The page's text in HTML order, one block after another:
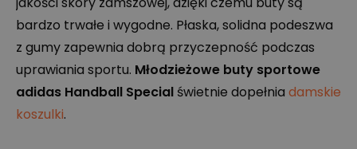
bardzo trwałe i wygodne. Płaska, solidna podeszwa
z gumy zapewnia dobrą przyczepność podczas
uprawiania sportu. Młodzieżowe buty sportowe
adidas Handball Special świetnie dopełnia damskie
koszulki.